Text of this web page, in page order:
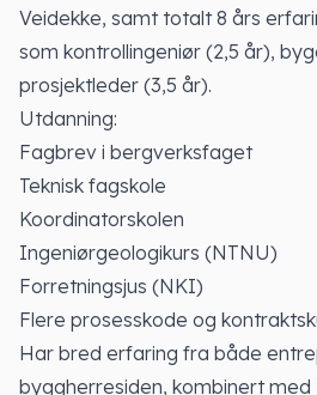
Veidekke, samt totalt 8 års
som kontrollingeniør (2,5 år),
prosjektleder (3,5 år).
Utdanning:
Fagbrev i bergverksfaget
Teknisk fagskole
Koordinatorskolen
Ingeniørgeologikurs (NTNU)
Forretningsjus (NKI)
Flere prosesskode og
Har bred erfaring fra både
byggherresiden, kombinert med